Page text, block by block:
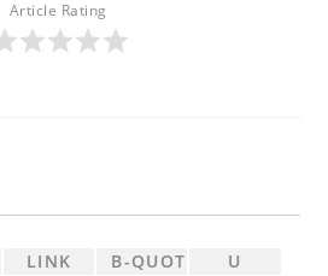
Article Rating